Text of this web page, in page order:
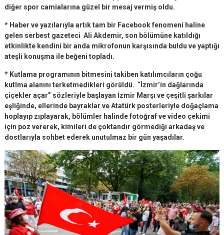
diğer spor camialarına güzel bir mesaj vermiş oldu.
* Haber ve yazılarıyla artık tam bir Facebook fenomeni haline
gelen serbest gazeteci Ali Akdemir, son bölümüne katıldığı
etkinlikte kendini bir anda mikrofonun karşısında buldu ve yaptığı
ateşli konuşma ile beğeni topladı.
* Kutlama programının bitmesini takiben katılımcıların çoğu
kutlma alanını terketmedikleri görüldü. “İzmir’in dağlarında
çiçekler açar” sözleriyle başlayan İzmir Marşı ve çeşitli şarkılar
eşliğinde, ellerinde bayraklar ve Atatürk posterleriyle doğaçlama
hoplayıp zıplayarak, bölümler halinde fotoğraf ve video çekimi
için poz vererek, kimileri de çoktandır görmediği arkadaş ve
dostlarıyla sohbet ederek unutulmaz bir gün yaşadılar.